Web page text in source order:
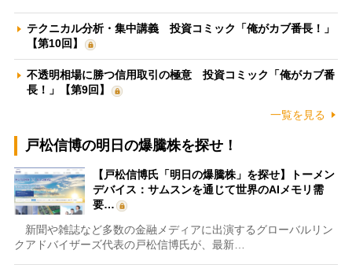
テクニカル分析・集中講義 投資コミック「俺がカブ番長！」
【第10回】
不透明相場に勝つ信用取引の極意 投資コミック「俺がカブ番
長！」【第9回】
一覧を見る
戸松信博の明日の爆騰株を探せ！
【戸松信博氏「明日の爆騰株」を探せ】トーメン
デバイス：サムスンを通じて世界のAIメモリ需
要…
新聞や雑誌など多数の金融メディアに出演するグローバルリン
クアドバイザーズ代表の戸松信博氏が、最新…